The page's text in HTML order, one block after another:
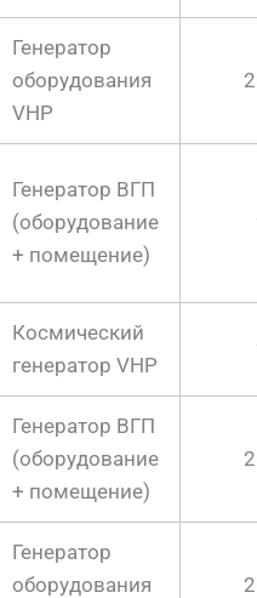
Генератор
оборудования
VHP
Генератор ВГП
(оборудование
+ помещение)
Космический
генератор VHP
Генератор ВГП
(оборудование
+ помещение)
Генератор
оборудования